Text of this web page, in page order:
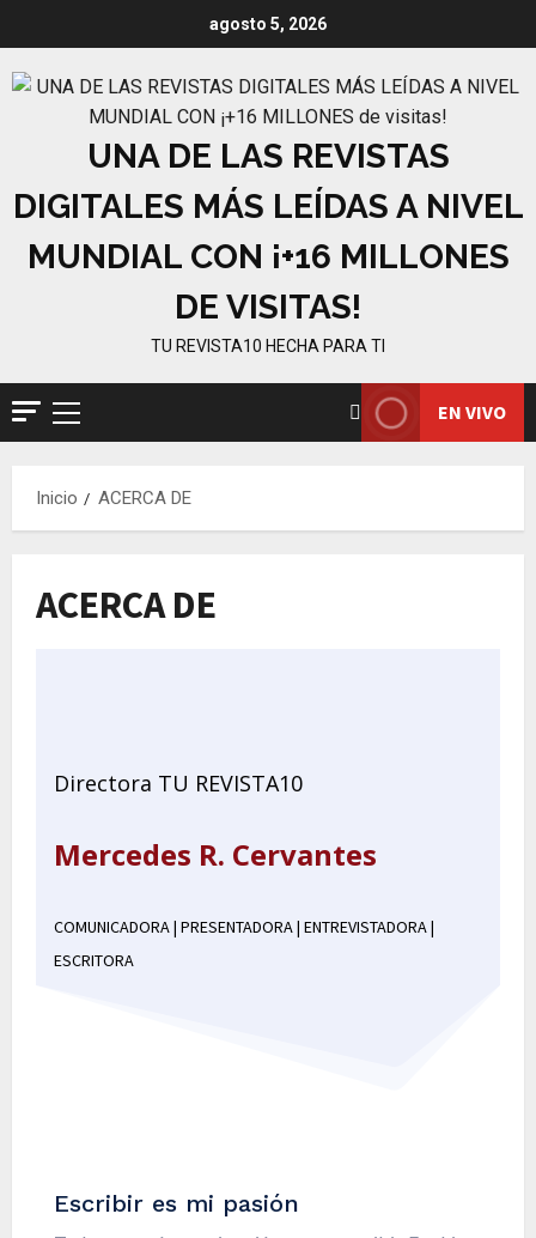
al
contenido
agosto 5, 2026
UNA DE LAS REVISTAS
DIGITALES MÁS LEÍDAS A NIVEL
MUNDIAL CON ¡+16 MILLONES
DE VISITAS!
TU REVISTA10 HECHA PARA TI
Menú
EN VIVO
Inicio ACERCA DE
ACERCA DE
Directora TU REVISTA10
Mercedes R. Cervantes
COMUNICADORA | PRESENTADORA | ENTREVISTADORA |
ESCRITORA
Escribir es mi pasión